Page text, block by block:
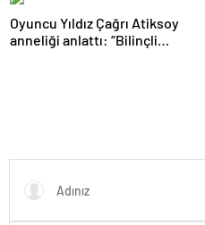
Oyuncu Yıldız Çağrı Atiksoy
anneliği anlattı: “Bilinçli